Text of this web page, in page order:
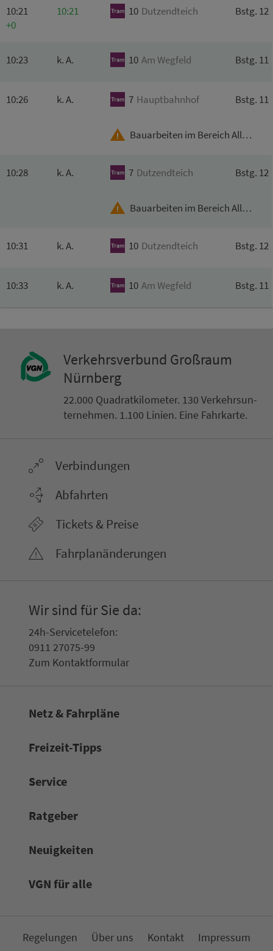
10:21
+0
10:21 10 Bstg. 12
Dutzendteich
10:23 k. A. 10 Bstg. 11
AmWegfeld
10:26 k. A. 7 Bstg. 11
Hauptbahnhof
Bauarbeiten im Bereich Allersberger Str.
10:28 k. A. 7 Bstg. 12
Dutzendteich
Bauarbeiten im Bereich Allersberger Str.
10:31 k. A. 10 Bstg. 12
Dutzendteich
10:33 k. A. 10 Bstg. 11
AmWegfeld
Ver­kehrs­ver­bund Groß­raum
Nürn­berg
22.000 Qua­drat­ki­lo­me­ter. 130 Ver­kehrs­un­
ter­neh­men. 1.100 Linien. Eine Fahr­kar­te.
Ver­bin­dungen
Abfahrten
Tickets & Preise
Fahr­plan­ände­rungen
Wir sind für Sie da:
24h-Ser­vice­te­le­fon:
0911 27075-99
Zum Kon­taktformular
Netz & Fahrpläne
Frei­zeit-Tipps
Service
Rat­ge­ber
Neuigkeiten
VGN für alle
Re­ge­lungen Über uns Kon­takt Impressum